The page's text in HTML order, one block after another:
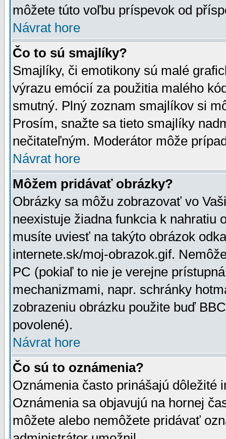
môžete túto voľbu príspevok od
Návrat hore
Čo to sú smajlíky?
Smajlíky, či emotikony sú malé
výrazu emócií za použitia malého
smutný. Plný zoznam smajlíkov si
Prosím, snažte sa tieto smajlíky
nečitateľným. Moderátor môže
Návrat hore
Môžem pridávať obrázky?
Obrázky sa môžu zobrazovať vo
neexistuje žiadna funkcia k nahratiu
musíte uviesť na takýto obrázok
internete.sk/moj-obrazok.gif.
PC (pokiaľ to nie je verejne
mechanizmami, napr. schránky
zobrazeniu obrázku použite buď
povolené).
Návrat hore
Čo sú to oznámenia?
Oznámenia často prinášajú dôležité
Oznámenia sa objavujú na hornej
môžete alebo nemôžete pridávať